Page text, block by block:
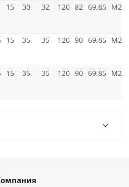
15 30 32 120 82 69.85
15 35 35 120 90 69.85
15 35 35 120 90 69.85